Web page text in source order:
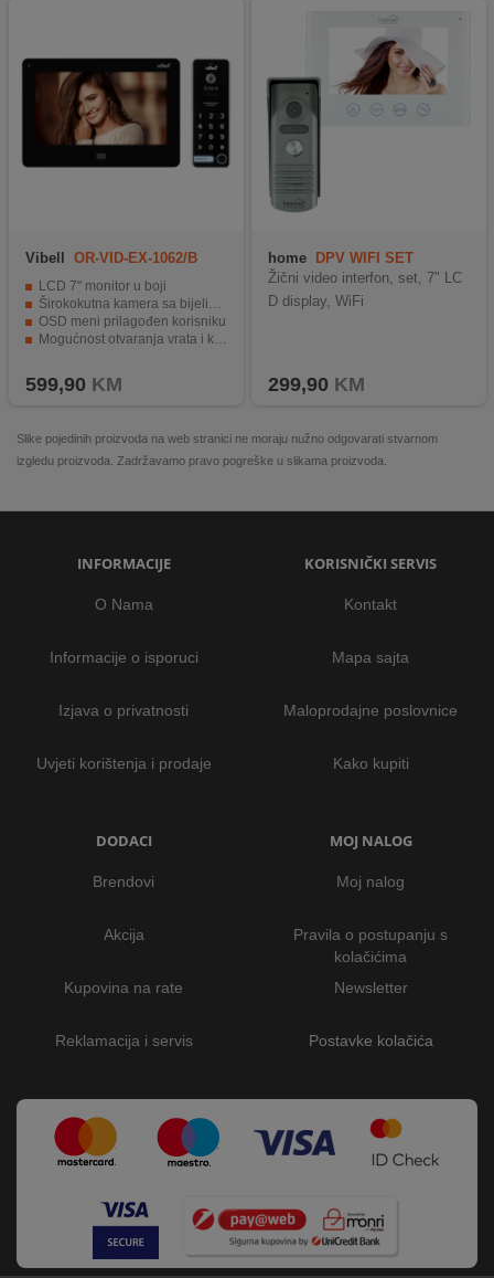
Vibell OR-VID-EX-1062/B
LCD 7" monitor u boji
Širokokutna kamera sa bijelim LED noćnim osvjetljenjem
OSD meni prilagođen korisniku
Mogućnost otvaranja vrata i kontrole brave
599,90 KM
home
DPV WIFI SET
Žični video interfon, set, 7" LC
D display, WiFi
299,90 KM
Slike pojedinih proizvoda na web stranici ne moraju nužno odgovarati stvarnom
izgledu proizvoda. Zadržavamo pravo pogreške u slikama proizvoda.
INFORMACIJE
O Nama
Informacije o isporuci
Izjava o privatnosti
Uvjeti korištenja i prodaje
KORISNIČKI SERVIS
Kontakt
Mapa sajta
Maloprodajne poslovnice
Kako kupiti
DODACI
Brendovi
Akcija
Kupovina na rate
Reklamacija i servis
MOJ NALOG
Moj nalog
Pravila o postupanju s
kolačićima
Newsletter
Postavke kolačića